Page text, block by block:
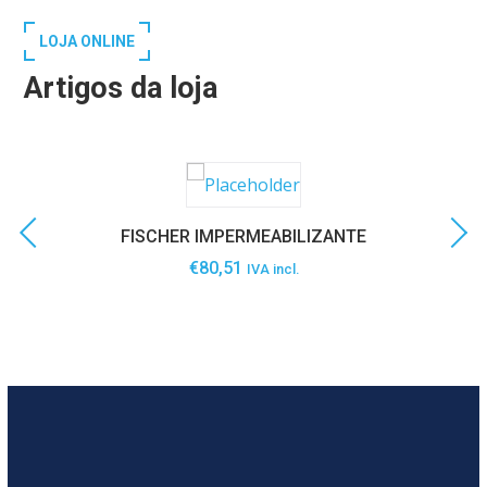
LOJA ONLINE
Artigos da loja
FISCHER IMPERMEABILIZANTE
€80,51 IVA incl.
SABER MAIS